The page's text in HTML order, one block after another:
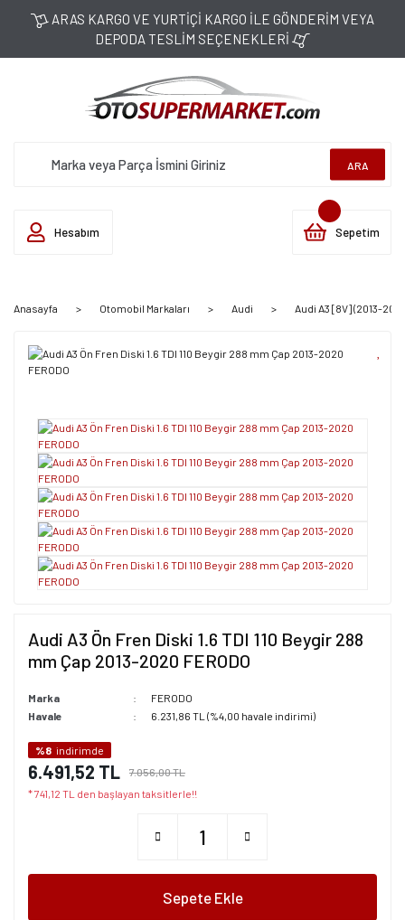
ARAS KARGO VE YURTİÇİ KARGO İLE GÖNDERİM VEYA
DEPODA TESLİM SEÇENEKLERİ
ARA
Hesabım Sepetim
Anasayfa Otomobil Markaları Audi Audi A3 [8V] (2013-
Audi A3 Ön Fren Diski 1.6 TDI 110 Beygir 288
mm Çap 2013-2020 FERODO
Marka
FERODO
Havale
6.231,86 TL (%4,00 havale indirimi)
%8 indirimde
6.491,52 TL
7.056,00 TL
* 741,12 TL den başlayan taksitlerle!!
Sepete Ekle